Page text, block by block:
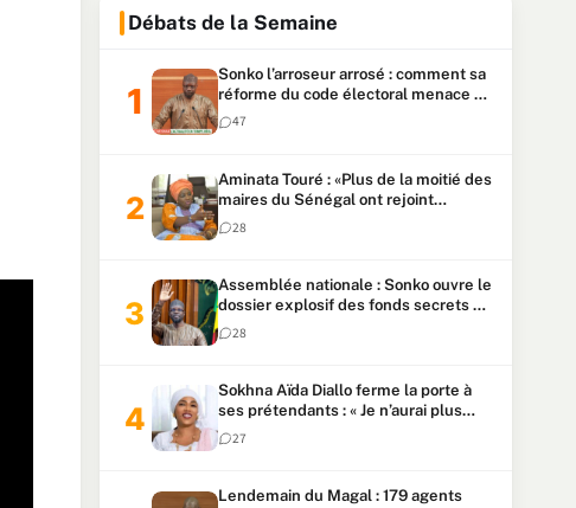
Débats de la Semaine
Sonko l’arroseur arrosé : comment sa
réforme du code électoral menace sa
candidature
47
Aminata Touré : «Plus de la moitié des
maires du Sénégal ont rejoint
Kiiraay»
28
Assemblée nationale : Sonko ouvre le
dossier explosif des fonds secrets et
du patrimoine présidentiel
28
Sokhna Aïda Diallo ferme la porte à
ses prétendants : « Je n’aurai plus
jamais un autre mari »
27
Lendemain du Magal : 179 agents